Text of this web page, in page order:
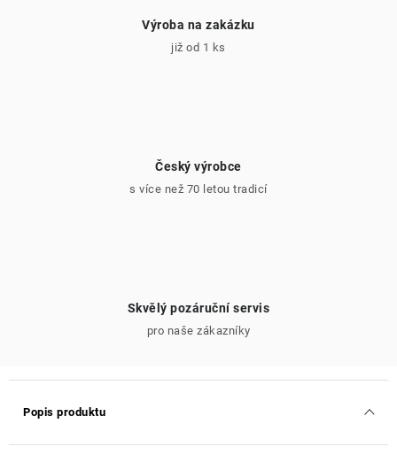
Výroba na zakázku
již od 1 ks
Český výrobce
s více než 70 letou tradicí
Skvělý pozáruční servis
pro naše zákazníky
Popis produktu